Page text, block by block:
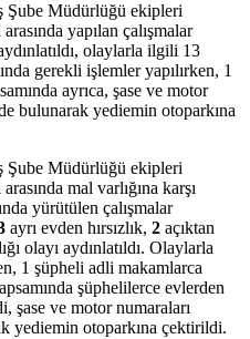
Şube Müdürlüğü ekipleri
yapılan çalışmalar
olaylarla ilgili 13
gerekli işlemler yapılırken, 1
ayrıca, şase ve motor
bulunarak yediemin otoparkına
Şube Müdürlüğü ekipleri
mal varlığına karşı
yürütülen çalışmalar
ayrı evden hırsızlık, 2 açıktan
olayı aydınlatıldı. Olaylarla
1 şüpheli adli makamlarca
şüphelilerce evlerden
şase ve motor numaraları
yediemin otoparkına çektirildi.